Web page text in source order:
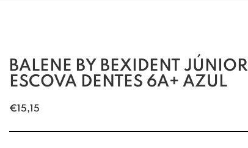
BALENE BY BEXIDENT JÚNIOR
ESCOVA DENTES 6A+ AZUL
€15,15